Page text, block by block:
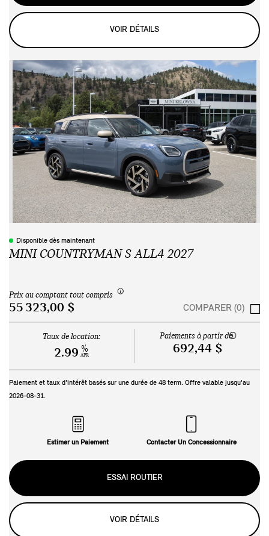
VOIR DÉTAILS
Disponible dès maintenant
MINI COUNTRYMAN S ALL4 2027
Prix au comptant tout compris
55 323,00 $ COMPARER (0)
Taux de location:
2.99 %
APR
Paiements à partir de
692,44 $
Paiement et taux d'intérêt basés sur une durée de 48 term. Offre valable jusqu'au
2026-08-31.
Estimer un Paiement Contacter Un Concessionnaire
ESSAI ROUTIER
VOIR DÉTAILS